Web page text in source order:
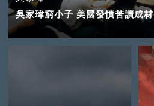
吳家瑋窮小子 美國發憤苦讀成材